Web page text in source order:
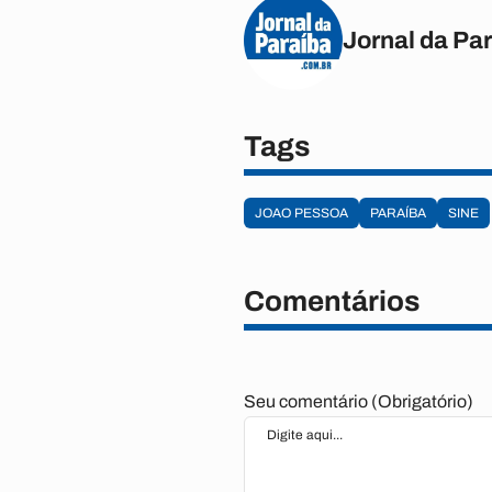
Jornal da
Tags
JOAO PESSOA PARAÍBA SINE
Comentários
Seu comentário (Obrigatório)